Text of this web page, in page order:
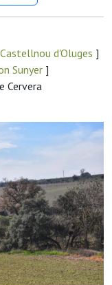
d'Oluges ]
Sunyer ]
Cervera